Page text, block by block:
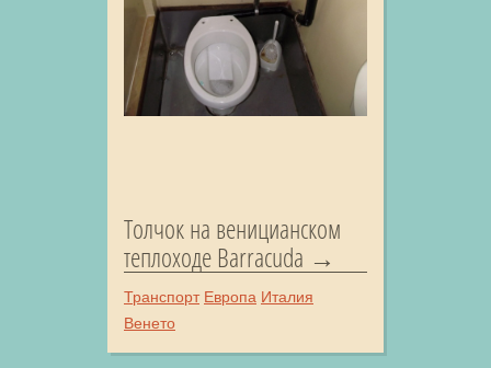
Толчок на веницианском
теплоходе Barracuda
Транспорт Европа Италия
Венето